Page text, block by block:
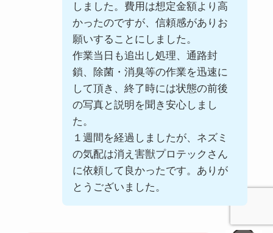
しました。費用は想定金額より高
かったのですが、信頼感がありお
願いすることにしました。
作業当日も追出し処理、通路封
鎖、除菌・消臭等の作業を迅速に
して頂き、終了時には状態の前後
の写真と説明を聞き安心しまし
た。
１週間を経過しましたが、ネズミ
の気配は消え害獣プロテックさん
に依頼して良かったです。ありが
とうございました。